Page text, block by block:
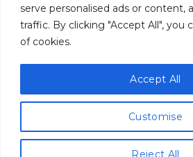
serve personalised ads or content,
traffic. By clicking "Accept All", you
of cookies.
Customise
Reject All
Accept All
Explora mi
Mi Historia y